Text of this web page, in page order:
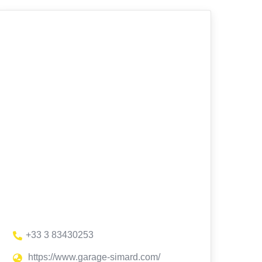
+33 3 83430253
https://www.garage-simard.com/